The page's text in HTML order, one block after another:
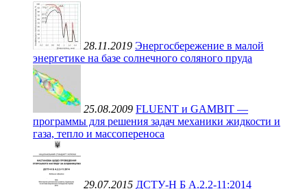
28.11.2019 Энергосбережение в малой
энергетике на базе солнечного соляного пруда
25.08.2009 FLUENT и GAMBIT —
программы для решения задач механики жидкости и
газа, тепло и массопереноса
29.07.2015 ДСТУ-Н Б А.2.2-11:2014